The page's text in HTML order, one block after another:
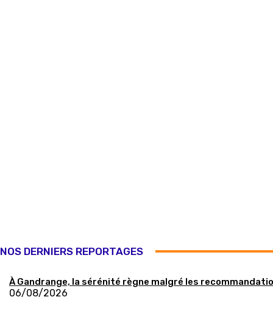
NOS DERNIERS REPORTAGES
À Gandrange, la sérénité règne malgré les
06/08/2026